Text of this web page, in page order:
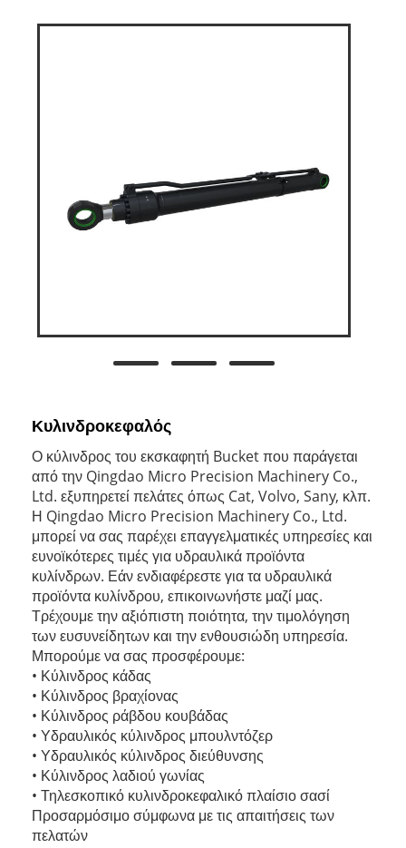
Κυλινδροκεφαλός
Ο κύλινδρος του εκσκαφητή Bucket που παράγεται
από την Qingdao Micro Precision Machinery Co.,
Ltd. εξυπηρετεί πελάτες όπως Cat, Volvo, Sany, κλπ.
Η Qingdao Micro Precision Machinery Co., Ltd.
μπορεί να σας παρέχει επαγγελματικές υπηρεσίες και
ευνοϊκότερες τιμές για υδραυλικά προϊόντα
κυλίνδρων. Εάν ενδιαφέρεστε για τα υδραυλικά
προϊόντα κυλίνδρου, επικοινωνήστε μαζί μας.
Τρέχουμε την αξιόπιστη ποιότητα, την τιμολόγηση
των ευσυνείδητων και την ενθουσιώδη υπηρεσία.
Μπορούμε να σας προσφέρουμε:
• Κύλινδρος κάδας
• Κύλινδρος βραχίονας
• Κύλινδρος ράβδου κουβάδας
• Υδραυλικός κύλινδρος μπουλντόζερ
• Υδραυλικός κύλινδρος διεύθυνσης
• Κύλινδρος λαδιού γωνίας
• Τηλεσκοπικό κυλινδροκεφαλικό πλαίσιο σασί
Προσαρμόσιμο σύμφωνα με τις απαιτήσεις των
πελατών